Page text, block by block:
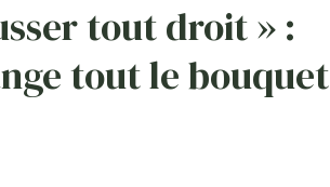
tout droit » :
tout le bouquet